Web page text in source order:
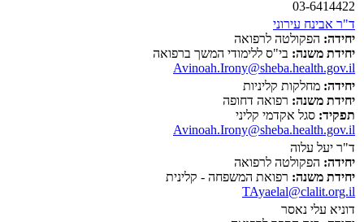
03-6414422
ד"ר אבינח עירוני
יחידה: הפקולטה לרפואה
יחידת משנה: בי"ס ללימודי המשך ברפואה
Avinoah.Irony@sheba.health.gov.il
יחידה: מחלקות קליניות
יחידת משנה: רפואה דחופה
תפקיד: סגל אקדמי קליני
Avinoah.Irony@sheba.health.gov.il
ד"ר יעל עלוה
יחידה: הפקולטה לרפואה
יחידת משנה: רפואת המשפחה - קלינית
TAyaelal@clalit.org.il
דוניא עלי נאסר